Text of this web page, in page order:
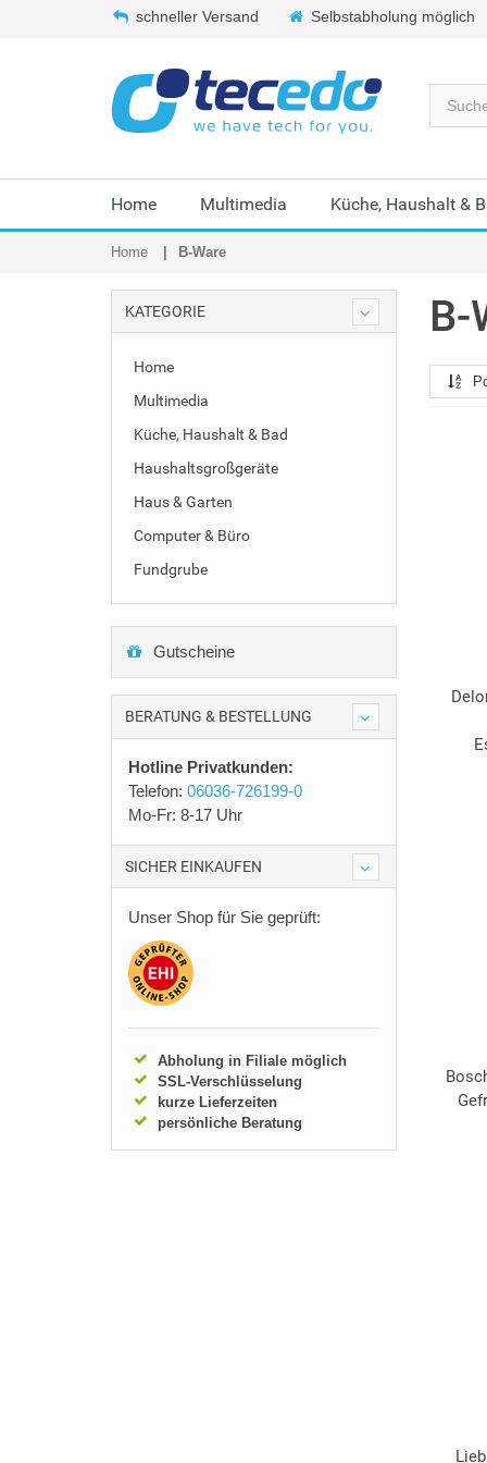
schneller Versand Selbstabholung möglich
Home Multimedia Küche, Haushalt &
Home B-Ware
KATEGORIE
Home
Multimedia
Küche, Haushalt & Bad
Haushaltsgroßgeräte
Haus & Garten
Computer & Büro
Fundgrube
Gutscheine
BERATUNG & BESTELLUNG
Hotline Privatkunden:
Telefon: 06036-726199-0
Mo-Fr: 8-17 Uhr
SICHER EINKAUFEN
Unser Shop für Sie geprüft:
Abholung in Filiale möglich
SSL-Verschlüsselung
kurze Lieferzeiten
persönliche Beratung
B-